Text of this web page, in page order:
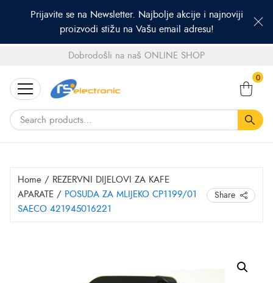
Prijavite se na Newsletter. Najbolje akcije i najnoviji
proizvodi stižu na Vašu email adresu!
Dobrodošli na naš ONLINE SHOP
for:
0
Home / REZERVNI DIJELOVI ZA KAFE
APARATE / POSUDA ZA MLIJEKO CP1199/01
SAECO 421945016221
Share